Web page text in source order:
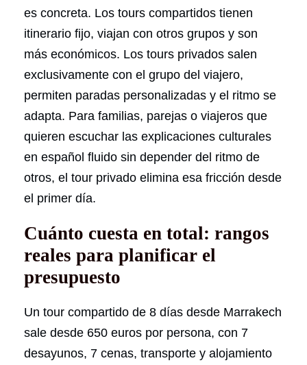
es concreta. Los tours compartidos tienen
itinerario fijo, viajan con otros grupos y son
más económicos. Los tours privados salen
exclusivamente con el grupo del viajero,
permiten paradas personalizadas y el ritmo se
adapta. Para familias, parejas o viajeros que
quieren escuchar las explicaciones culturales
en español fluido sin depender del ritmo de
otros, el tour privado elimina esa fricción desde
el primer día.
Cuánto cuesta en total: rangos
reales para planificar el
presupuesto
Un tour compartido de 8 días desde Marrakech
sale desde 650 euros por persona, con 7
desayunos, 7 cenas, transporte y alojamiento